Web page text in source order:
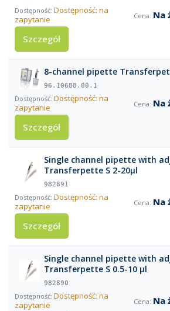
Dostępność: na
zapytanie
Na
Szczegół
8-channel pipette
96.10688.00.1
Dostępność: na
zapytanie
Na
Szczegół
Single channel pipette with
Transferpette S 2-20µl
982891
Dostępność: na
zapytanie
Na
Szczegół
Single channel pipette with
Transferpette S 0.5-10 µl
982890
Dostępność: na
zapytanie
Na